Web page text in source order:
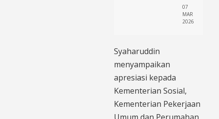
07
MAR
2026
Syaharuddin
menyampaikan
apresiasi kepada
Kementerian Sosial,
Kementerian Pekerjaan